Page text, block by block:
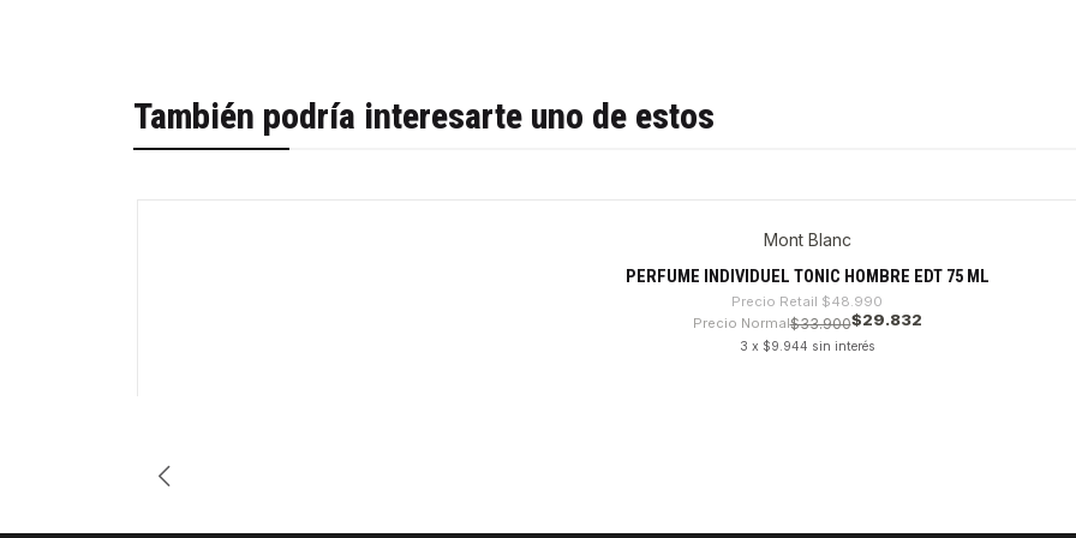
También podría interesarte uno de estos
Mont Blanc
PERFUME INDIVIDUEL TONIC HOMBRE EDT 75 ML
Precio Retail $48.990
Precio Normal$33.900$29.832
3 x $9.944 sin interés